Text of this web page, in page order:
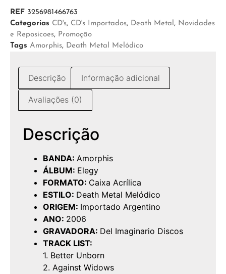
REF 3256981466763
Categorias CD's, CD's Importados, Death Metal, Novidades
e Reposicoes, Promoção
Tags Amorphis, Death Metal Melódico
Descrição Informação adicional
Avaliações (0)
Descrição
BANDA: Amorphis
ÁLBUM: Elegy
FORMATO: Caixa Acrílica
ESTILO: Death Metal Melódico
ORIGEM: Importado Argentino
ANO: 2006
GRAVADORA: Del Imaginario Discos
TRACK LIST:
1. Better Unborn
2. Against Widows